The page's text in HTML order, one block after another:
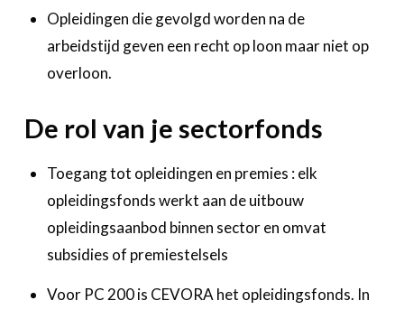
Opleidingen die gevolgd worden na de
arbeidstijd geven een recht op loon maar niet op
overloon.
De rol van je sectorfonds
Toegang tot opleidingen en premies : elk
opleidingsfonds werkt aan de uitbouw
opleidingsaanbod binnen sector en omvat
subsidies of premiestelsels
Voor PC 200 is CEVORA het opleidingsfonds. In